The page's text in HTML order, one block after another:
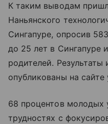
К таким выводам
Наньянского
Сингапуре, опросив
до 25 лет в Сингапуре
родителей. Результаты
опубликованы на сайте
68 процентов молодых
трудностях с